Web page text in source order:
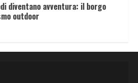
diventano avventura: il borgo
outdoor